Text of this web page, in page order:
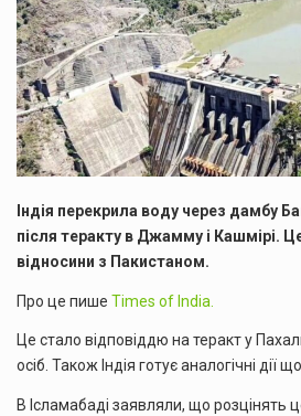
Індія перекрила воду через дамбу
після теракту в Джамму і Кашмірі.
відносини з Пакистаном.
Про це пише Times of India.
Це стало відповіддю на теракт у
осіб. Також Індія готує аналогічні дії
В Ісламабаді заявляли, що розцінять